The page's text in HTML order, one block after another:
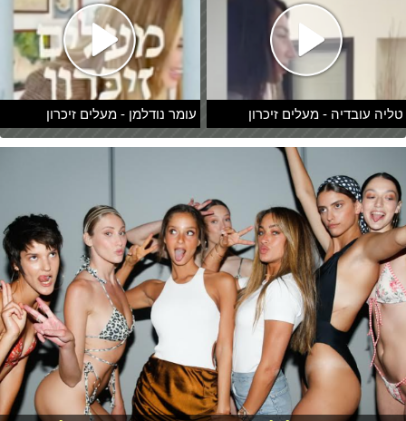
טליה עובדיה - מעלים זיכרון עומר נודלמן - מעלים זיכרון